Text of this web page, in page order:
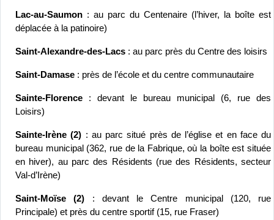
Lac-au-Saumon : au parc du Centenaire (l’hiver, la boîte est
déplacée à la patinoire)
Saint-Alexandre-des-Lacs : au parc près du Centre des loisirs
Saint-Damase : près de l’école et du centre communautaire
Sainte-Florence : devant le bureau municipal (6, rue des
Loisirs)
Sainte-Irène (2) : au parc situé près de l’église et en face du
bureau municipal (362, rue de la Fabrique, où la boîte est située
en hiver), au parc des Résidents (rue des Résidents, secteur
Val-d’Irène)
Saint-Moïse (2) : devant le Centre municipal (120, rue
Principale) et près du centre sportif (15, rue Fraser)